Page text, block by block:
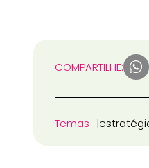
COMPARTILHE:
Temas